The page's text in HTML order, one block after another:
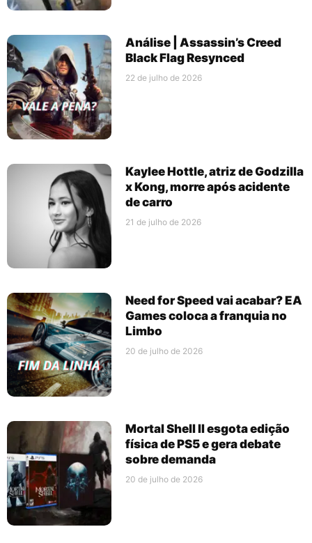
Análise | Assassin’s Creed
Black Flag Resynced
22 de julho de 2026
Kaylee Hottle, atriz de Godzilla
x Kong, morre após acidente
de carro
21 de julho de 2026
Need for Speed vai acabar? EA
Games coloca a franquia no
Limbo
20 de julho de 2026
Mortal Shell II esgota edição
física de PS5 e gera debate
sobre demanda
20 de julho de 2026